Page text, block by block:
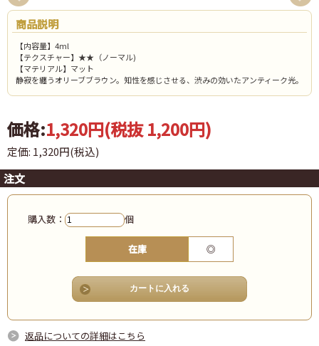
商品説明
【内容量】4ml
【テクスチャー】★★（ノーマル)
【マテリアル】マット
静寂を纏うオリーブブラウン。知性を感じさせる、渋みの効いたアンティーク光。
価格:1,320円(税抜 1,200円)
定価: 1,320円(税込)
注文
購入数： 個
在庫 ◎
返品についての詳細はこちら